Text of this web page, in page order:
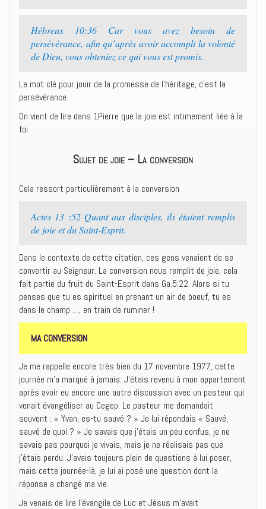
Hébreux 10:36 Car vous avez besoin de
persévérance, afin qu’après avoir accompli la volonté
de Dieu, vous obteniez ce qui vous est promis.
Le mot clé pour jouir de la promesse de l’héritage, c’est la
persévérance.
On vient de lire dans 1Pierre que la joie est intimement liée à la
foi
Sujet de joie – La conversion
Cela ressort particulièrement à la conversion
Actes 13 :52 Quant aux disciples, ils étaient remplis
de joie et du Saint-Esprit.
Dans le contexte de cette citation, ces gens venaient de se
convertir au Seigneur. La conversion nous remplit de joie, cela
fait partie du fruit du Saint-Esprit dans Ga.5:22. Alors si tu
penses que tu es spirituel en prenant un air de boeuf, tu es
dans le champ …, en train de ruminer !
MA CONVERSION
Je me rappelle encore très bien du 17 novembre 1977, cette
journée m’a marqué à jamais. J’étais revenu à mon appartement
après avoir eu encore une autre discussion avec un pasteur qui
venait évangéliser au Cegep. Le pasteur me demandait
souvent : « Yvan, es-tu sauvé ? » Je lui répondais « Sauvé,
sauvé de quoi ? » Je savais que j’étais un peu confus, je ne
savais pas pourquoi je vivais, mais je ne réalisais pas que
j’étais perdu. J’avais toujours plein de questions à lui poser,
mais cette journée-là, je lui ai posé une question dont la
réponse a changé ma vie.
Je venais de lire l’évangile de Luc et Jésus m’avait